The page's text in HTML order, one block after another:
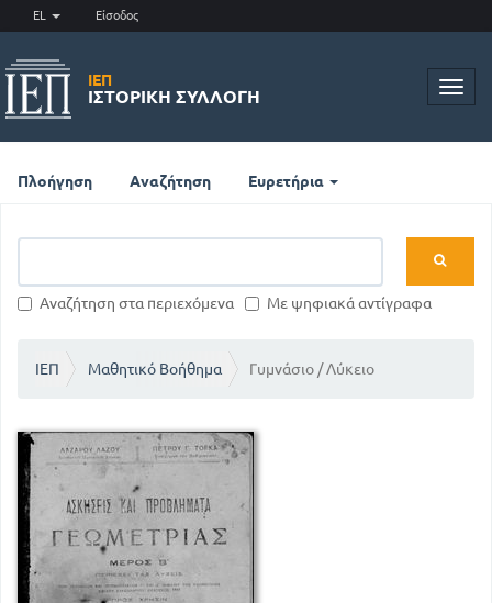
EL Είσοδος
ΙΕΠ
ΙΣΤΟΡΙΚΉ ΣΥΛΛΟΓΉ
Πλοήγηση Αναζήτηση Ευρετήρια
Αναζήτηση στα περιεχόμενα Με ψηφιακά αντίγραφα
ΙΕΠ Μαθητικό Βοήθημα Γυμνάσιο / Λύκειο